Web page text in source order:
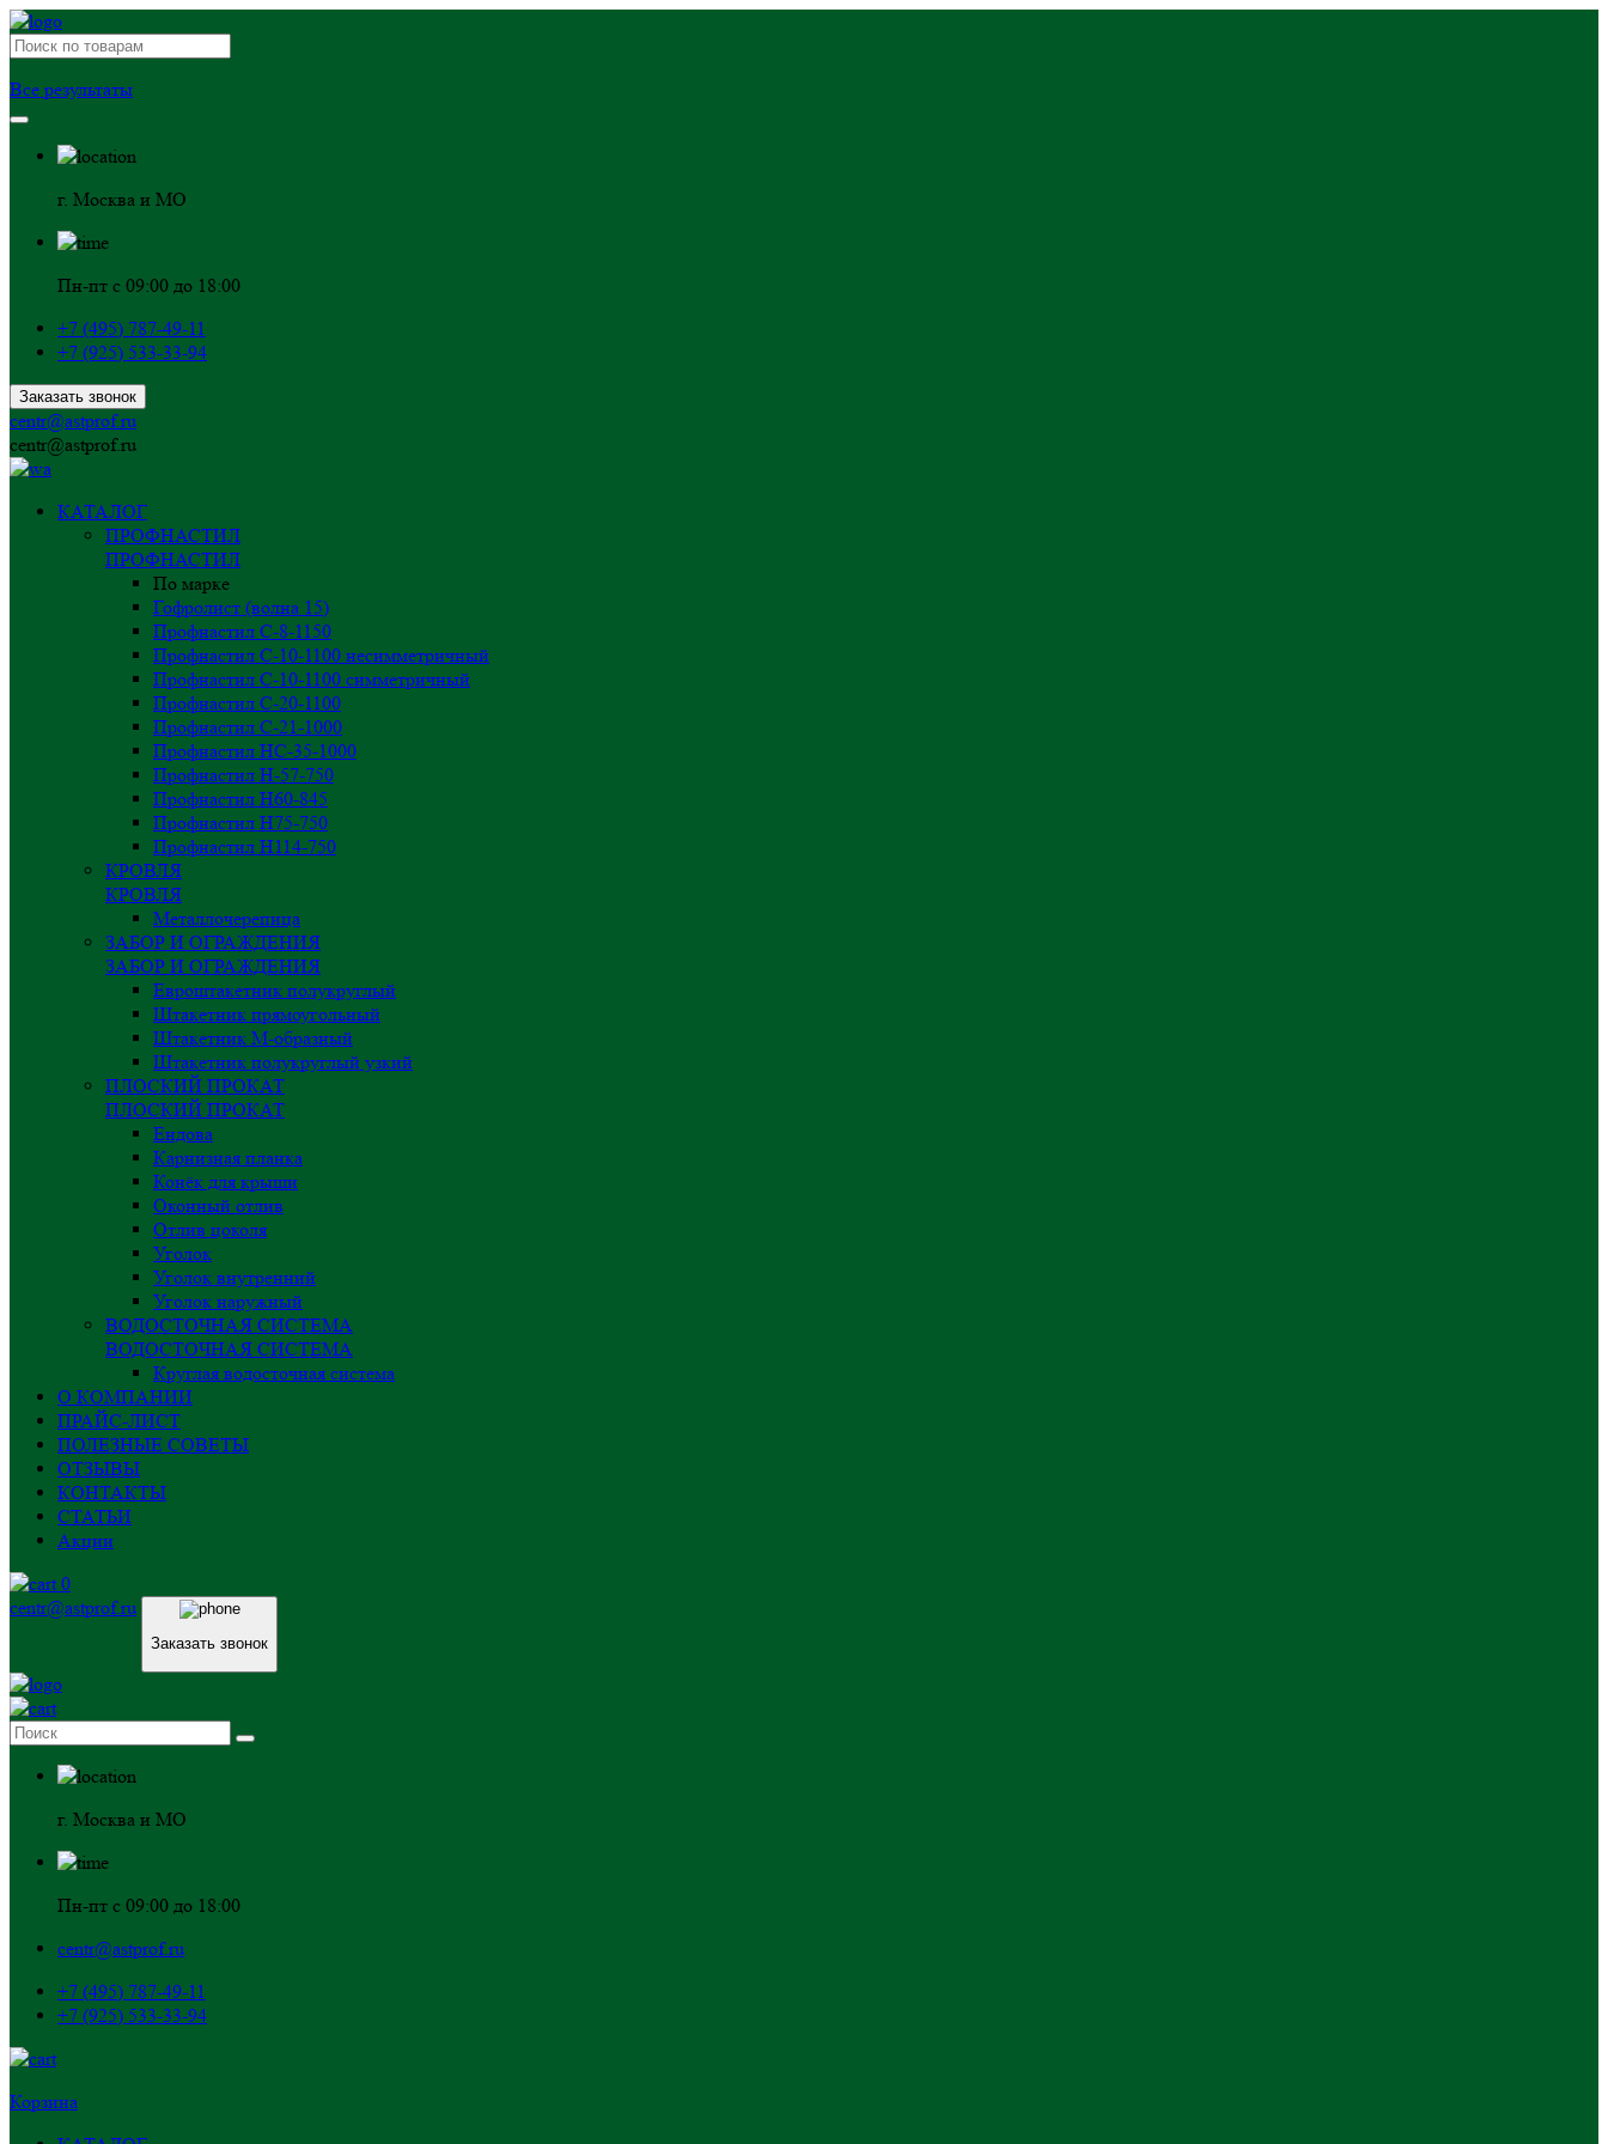
Все результаты
г. Москва и МО
Пн-пт с 09:00 до 18:00
+7 (495) 787-49-11
+7 (925) 533-33-94
Заказать звонок
centr@astprof.ru
centr@astprof.ru
КАТАЛОГ
ПРОФНАСТИЛ
ПРОФНАСТИЛ
По марке
Гофролист (волна 15)
Профнастил С-8-1150
Профнастил С-10-1100 несимметричный
Профнастил С-10-1100 симметричный
Профнастил С-20-1100
Профнастил С-21-1000
Профнастил НС-35-1000
Профнастил H-57-750
Профнастил Н60-845
Профнастил Н75-750
Профнастил Н114-750
КРОВЛЯ
КРОВЛЯ
Металлочерепица
ЗАБОР И ОГРАЖДЕНИЯ
ЗАБОР И ОГРАЖДЕНИЯ
Евроштакетник полукруглый
Штакетник прямоугольный
Штакетник М-образный
Штакетник полукруглый узкий
ПЛОСКИЙ ПРОКАТ
ПЛОСКИЙ ПРОКАТ
Ендова
Карнизная планка
Конёк для крыши
Оконный отлив
Отлив цоколя
Уголок
Уголок внутренний
Уголок наружный
ВОДОСТОЧНАЯ СИСТЕМА
ВОДОСТОЧНАЯ СИСТЕМА
Круглая водосточная система
О КОМПАНИИ
ПРАЙС-ЛИСТ
ПОЛЕЗНЫЕ СОВЕТЫ
ОТЗЫВЫ
КОНТАКТЫ
СТАТЬИ
Акции
0
centr@astprof.ru
Заказать звонок
г. Москва и МО
Пн-пт с 09:00 до 18:00
centr@astprof.ru
+7 (495) 787-49-11
+7 (925) 533-33-94
Корзина